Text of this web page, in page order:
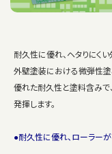
耐久性に優れ、ヘタりにく
外壁塗装における微弾性
優れた耐久性と塗料含みで
発揮します。
●耐久性に優れ、ローラーが